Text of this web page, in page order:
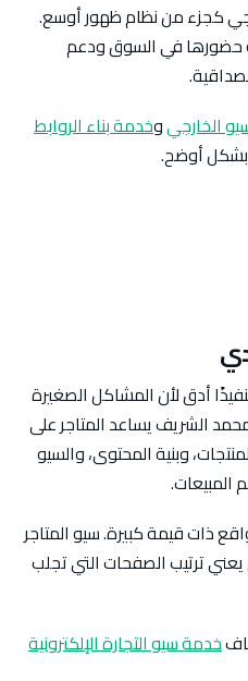
كجزء من نظام ظهور أوسع.
حضورها في السوق ودعم
الخارجيوخدمة بناء الروابط
بشكل أوضح.
أدق لأن المشاكل الصغيرة
الشريف يساعد المتاجر على
وبنية المحتوى، والسيو
المبيعات.
ذات قيمة كبيرة. سيو المتاجر
ترتيب الصفحات التي تجلب
خدمة سيو التجارة الإلكترونية